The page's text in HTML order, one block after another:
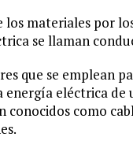
los materiales por
se llaman
que se emplean
eléctrica de
conocidos como